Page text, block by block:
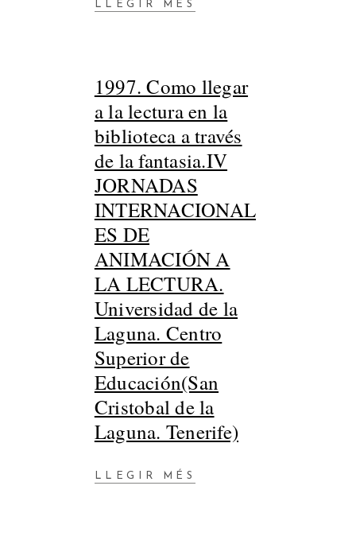
LLEGIR MÉS
1997. Como llegar
a la lectura en la
biblioteca a través
de la fantasia.IV
JORNADAS
INTERNACIONAL
ES DE
ANIMACIÓN A
LA LECTURA.
Universidad de la
Laguna. Centro
Superior de
Educación(San
Cristobal de la
Laguna. Tenerife)
LLEGIR MÉS